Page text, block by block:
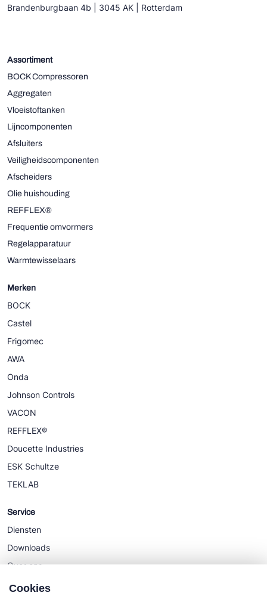
Brandenburgbaan 4b | 3045 AK | Rotterdam
Assortiment
BOCK Compressoren
Aggregaten
Vloeistoftanken
Lijncomponenten
Afsluiters
Veiligheidscomponenten
Afscheiders
Olie huishouding
REFFLEX®
Frequentie omvormers
Regelapparatuur
Warmtewisselaars
Merken
BOCK
Castel
Frigomec
AWA
Onda
Johnson Controls
VACON
REFFLEX®
Doucette Industries
ESK Schultze
TEKLAB
Service
Diensten
Downloads
Over ons
Nieuws
Cookies